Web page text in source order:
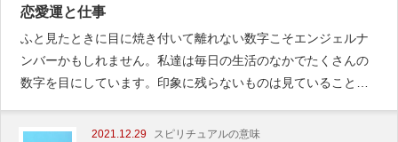
恋愛運と仕事
ふと見たときに目に焼き付いて離れない数字こそエンジェルナ
ンバーかもしれません。私達は毎日の生活のなかでたくさんの
数字を目にしています。印象に残らないものは見ていることす
2021.12.29 スピリチュアルの意味